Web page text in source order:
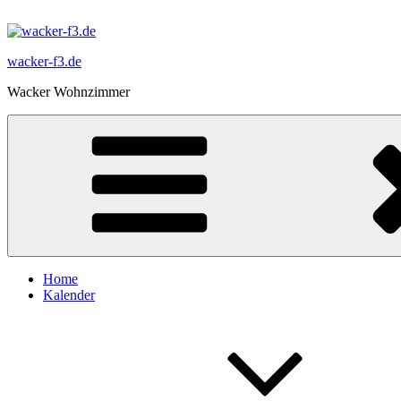
Inhalt
wacker-f3.de
Wacker Wohnzimmer
Home
Kalender